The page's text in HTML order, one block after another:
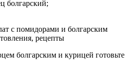
болгарский;
с помидорами и болгарским
рецепты
болгарским и курицей готовьте